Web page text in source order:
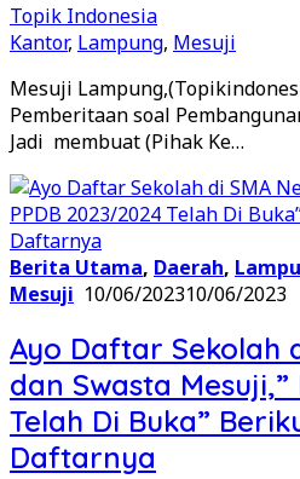
Topik Indonesia
Kantor, Lampung, Mesuji
Mesuji
Pemberitaan soal
Jadi membuat (Pihak Ke…
Berita Utama, Daerah,
Mesuji 10/06/202310/06/2023
Ayo Daftar Sekolah
dan Swasta
Telah Di Buka”
Daftarnya